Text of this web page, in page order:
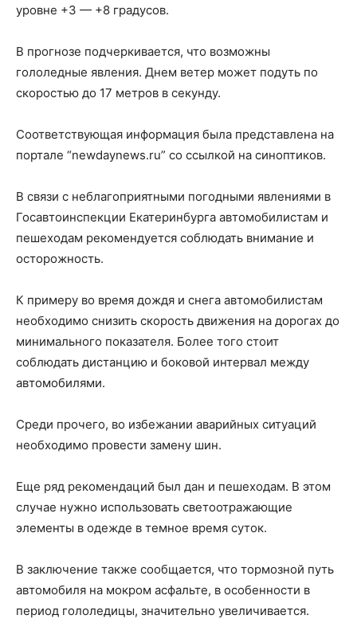
уровне +3 — +8 градусов.
В прогнозе подчеркивается, что возможны
гололедные явления. Днем ветер может подуть по
скоростью до 17 метров в секунду.
Соответствующая информация была представлена на
портале “newdaynews.ru” со ссылкой на синоптиков.
В связи с неблагоприятными погодными явлениями в
Госавтоинспекции Екатеринбурга автомобилистам и
пешеходам рекомендуется соблюдать внимание и
осторожность.
К примеру во время дождя и снега автомобилистам
необходимо снизить скорость движения на дорогах до
минимального показателя. Более того стоит
соблюдать дистанцию и боковой интервал между
автомобилями.
Среди прочего, во избежании аварийных ситуаций
необходимо провести замену шин.
Еще ряд рекомендаций был дан и пешеходам. В этом
случае нужно использовать светоотражающие
элементы в одежде в темное время суток.
В заключение также сообщается, что тормозной путь
автомобиля на мокром асфальте, в особенности в
период гололедицы, значительно увеличивается.